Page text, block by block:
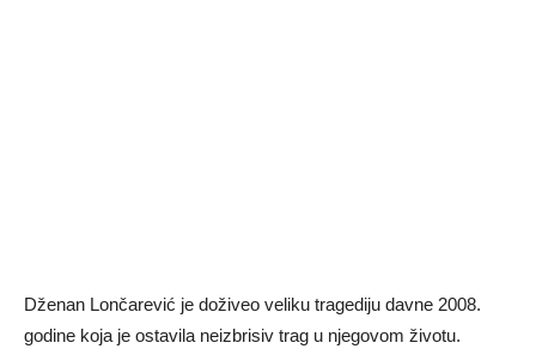
Dženan Lončarević je doživeo veliku tragediju davne 2008.
godine koja je ostavila neizbrisiv trag u njegovom životu.